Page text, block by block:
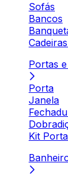
Sofás
Bancos
Portas
Porta
Janela
Kit